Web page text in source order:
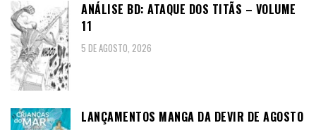
ANÁLISE BD: ATAQUE DOS TITÃS – VOLUME
11
5 DE AGOSTO, 2026
LANÇAMENTOS MANGA DA DEVIR DE AGOSTO